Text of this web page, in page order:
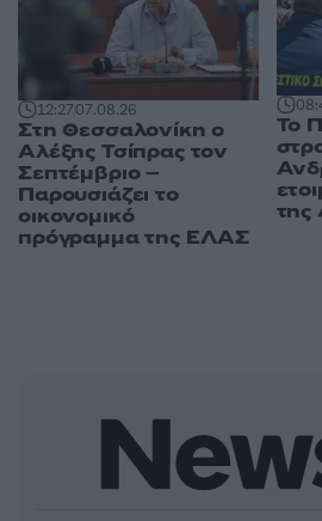
12:2707.08.26
Στη Θεσσαλονίκη ο
Αλέξης Τσίπρας τον
Σεπτέμβριο –
Παρουσιάζει το
οικονομικό
πρόγραμμα της ΕΛΑΣ
Το